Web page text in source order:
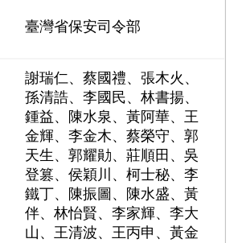
臺灣省保安司令部
謝瑞仁、蔡國禮、張木火、
孫清誥、李國民、林書揚、
鍾益、陳水泉、黃阿華、王
金輝、李金木、蔡榮守、郭
天生、郭耀勛、莊順田、吳
登篡、侯穎川、柯士秘、李
鐵丁、陳振圖、陳水盛、黃
伴、林怡賢、李家輝、李大
山、王清波、王丙申、黃金